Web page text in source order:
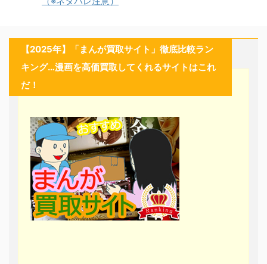
【2025年】「まんが買取サイト」徹底比較ラン
キング…漫画を高価買取してくれるサイトはこれ
だ！